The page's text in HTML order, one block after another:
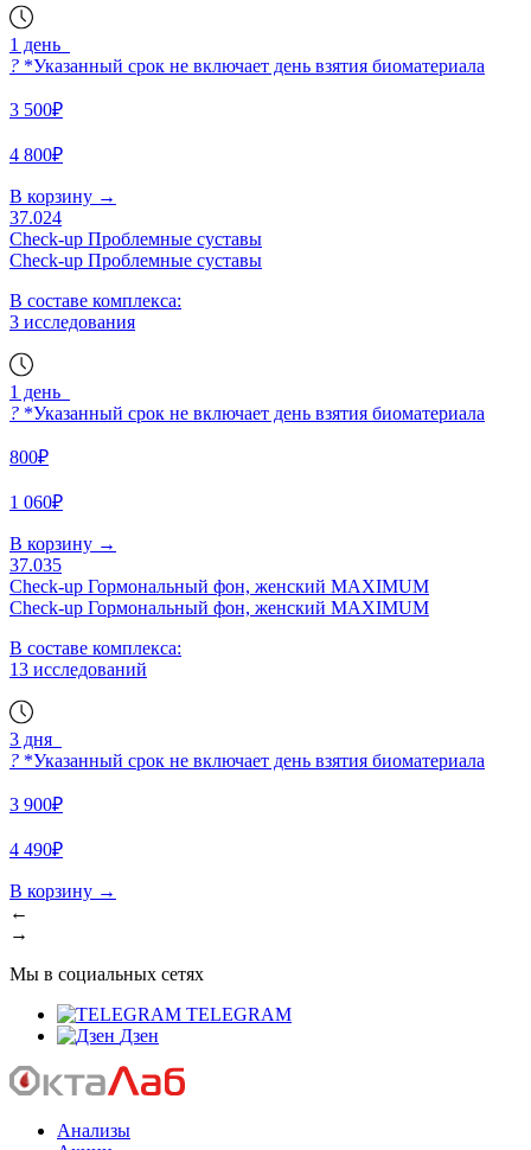
1 день
? *Указанный срок не включает день взятия биоматериала
3 500₽
4 800₽
В корзину →
37.024
Check-up Проблемные суставы
Check-up Проблемные суставы
В составе комплекса:
3 исследования
1 день
? *Указанный срок не включает день взятия биоматериала
800₽
1 060₽
В корзину →
37.035
Check-up Гормональный фон, женский MAXIMUM
Check-up Гормональный фон, женский MAXIMUM
В составе комплекса:
13 исследований
3 дня
? *Указанный срок не включает день взятия биоматериала
3 900₽
4 490₽
В корзину →
←
→
Мы в социальных сетях
TELEGRAM
Дзен
Анализы